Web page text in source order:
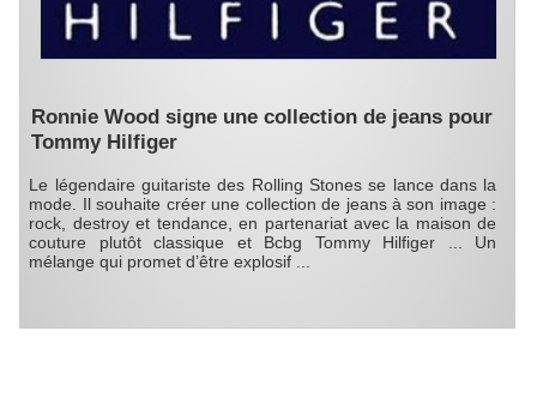
Ronnie Wood signe une collection de jeans pour
Tommy Hilfiger
Le légendaire guitariste des Rolling Stones se lance dans la
mode. Il souhaite créer une collection de jeans à son image :
rock, destroy et tendance, en partenariat avec la maison de
couture plutôt classique et Bcbg Tommy Hilfiger ... Un
mélange qui promet d’être explosif ...